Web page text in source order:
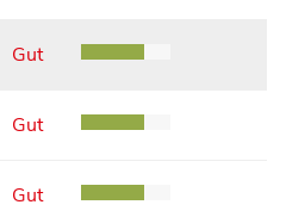
Gut
Gut
Gut